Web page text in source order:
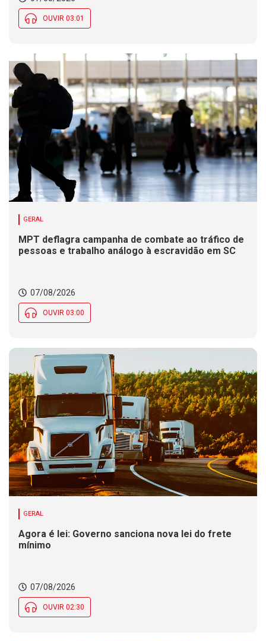
OUVIR 03:01
GERAL
MPT deflagra campanha de combate ao tráfico de
pessoas e trabalho análogo à escravidão em SC
07/08/2026
OUVIR 03:00
GERAL
Agora é lei: Governo sanciona nova lei do frete
mínimo
07/08/2026
OUVIR 02:30